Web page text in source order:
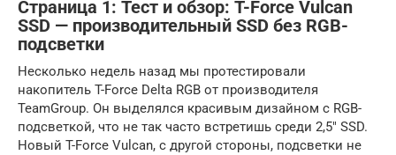
Страница 1: Тест и обзор: T-Force Vulcan
SSD — производительный SSD без RGB-
подсветки
Несколько недель назад мы протестировали
накопитель T-Force Delta RGB от производителя
TeamGroup. Он выделялся красивым дизайном с RGB-
подсветкой, что не так часто встретишь среди 2,5″ SSD.
Новый T-Force Vulcan, с другой стороны, подсветки не